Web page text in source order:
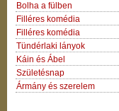
Bolha a fülben
Filléres komédia
Filléres komédia
Tündérlaki lányok
Káin és Ábel
Születésnap
Ármány és szerelem